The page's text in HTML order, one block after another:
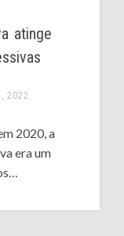
atinge
2022
2020, a
era um